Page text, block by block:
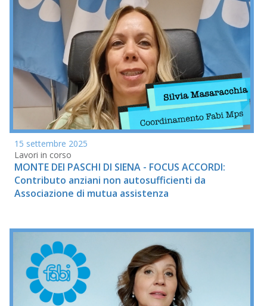
15 settembre 2025
Lavori in corso
MONTE DEI PASCHI DI SIENA - FOCUS ACCORDI:
Contributo anziani non autosufficienti da
Associazione di mutua assistenza